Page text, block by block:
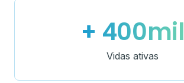
+ 400mil
Vidas ativas